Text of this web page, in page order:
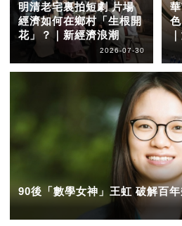
明清老宅裏拍短劇 片場
經濟如何在鄉村「生根開
花」？｜新經濟浪潮
2026-07-30
90後「數學女神」王虹 破解百